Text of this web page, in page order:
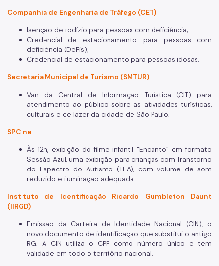
Companhia de Engenharia de Tráfego (CET)
Isenção de rodízio para pessoas com deficiência;
Credencial de estacionamento para pessoas com
deficiência (DeFis);
Credencial de estacionamento para pessoas idosas.
Secretaria Municipal de Turismo (SMTUR)
Van da Central de Informação Turística (CIT) para
atendimento ao público sobre as atividades turísticas,
culturais e de lazer da cidade de São Paulo.
SPCine
Às 12h, exibição do filme infantil “Encanto” em formato
Sessão Azul, uma exibição para crianças com Transtorno
do Espectro do Autismo (TEA), com volume de som
reduzido e iluminação adequada.
Instituto de Identificação Ricardo Gumbleton Daunt
(IIRGD)
Emissão da Carteira de Identidade Nacional (CIN), o
novo documento de identificação que substitui o antigo
RG. A CIN utiliza o CPF como número único e tem
validade em todo o território nacional.